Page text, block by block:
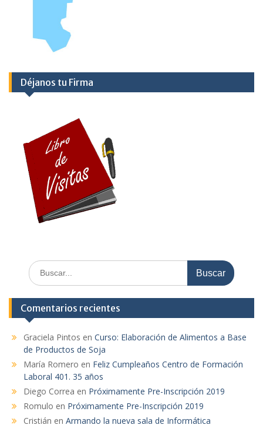
Déjanos tu Firma
Buscar:
Comentarios recientes
Graciela Pintos en Curso: Elaboración de Alimentos a Base
de Productos de Soja
María Romero en Feliz Cumpleaños Centro de Formación
Laboral 401. 35 años
Diego Correa en Próximamente Pre-Inscripción 2019
Romulo en Próximamente Pre-Inscripción 2019
Cristián en Armando la nueva sala de Informática